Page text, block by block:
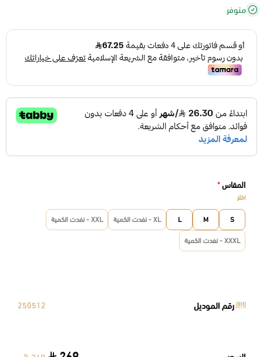
متوفر
المقاس*
اختر
S
M
L XL - نفدت الكمية
XXL - نفدت الكمية
XXXL - نفدت الكمية
رقم الموديل 250512